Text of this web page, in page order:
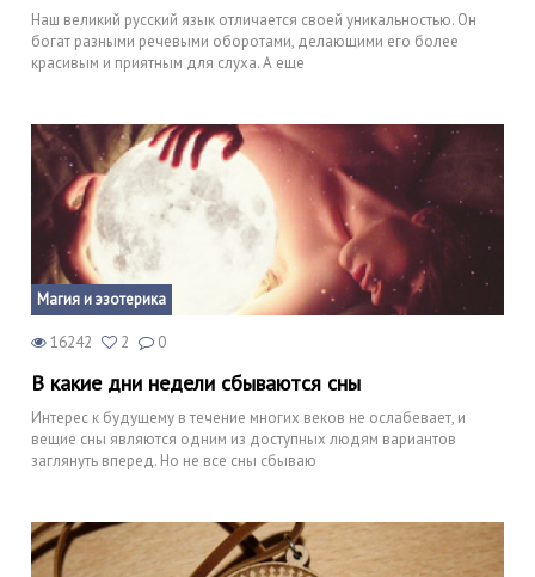
Наш великий русский язык отличается своей уникальностью. Он
богат разными речевыми оборотами, делающими его более
красивым и приятным для слуха. А еще
Магия и эзотерика
16242 2 0
В какие дни недели сбываются сны
Интерес к будущему в течение многих веков не ослабевает, и
вещие сны являются одним из доступных людям вариантов
заглянуть вперед. Но не все сны сбываю